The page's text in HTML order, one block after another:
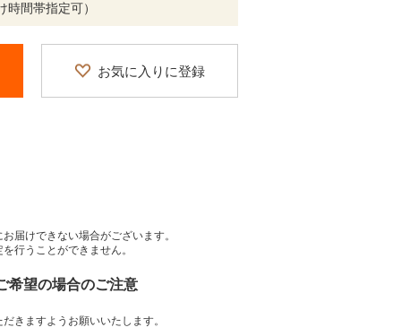
間帯指定可）
お気に入りに登録
届けできない場合がございます。
行うことができません。
希望の場合のご注意
きますようお願いいたします。